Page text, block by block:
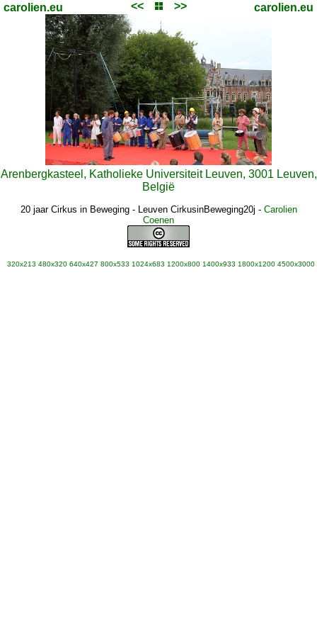
carolien.eu << >> carolien.eu
Arenbergkasteel, Katholieke Universiteit Leuven, 3001 Leuven,
België
20 jaar Cirkus in Beweging - Leuven CirkusinBeweging20j - Carolien
Coenen
320x213 480x320 640x427 800x533 1024x683 1200x800 1400x933 1800x1200 4500x3000